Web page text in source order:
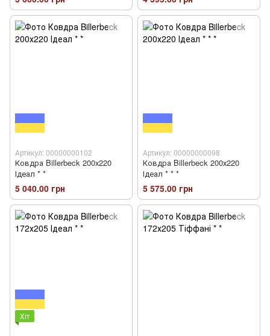
Артикул: 00000000102
Ковдра Billerbeck 200х220
Ідеал * *
5 040.00 грн
Артикул: 00000000098
Ковдра Billerbeck 200х220
Ідеал * * *
5 575.00 грн
Хіт